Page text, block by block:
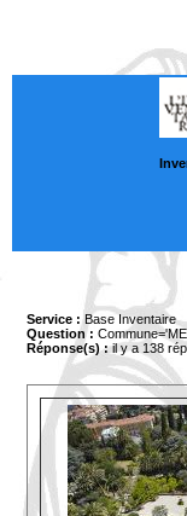
Service : Base Inventaire
Question :
Réponse(s) :il y a 138